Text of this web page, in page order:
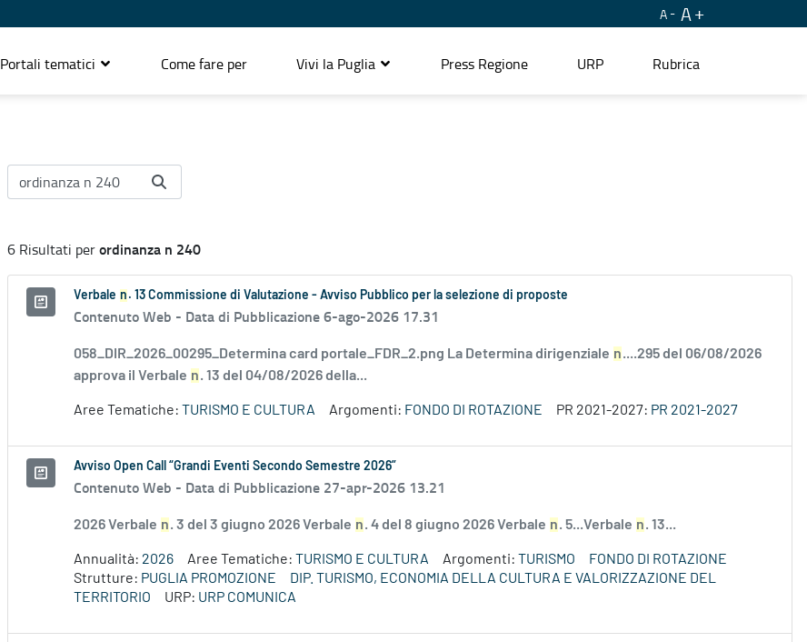
A A
Portali tematici Come fare per Vivi la Puglia Press Regione URP Rubrica
6 Risultati perordinanza n 240
Verbale n . 13 Commissione di Valutazione - Avviso Pubblico per la selezione di proposte
Contenuto Web - Data di Pubblicazione 6-ago-2026 17.31
058_DIR_2026_00295_Determina card portale_FDR_2.png La Determina dirigenziale n....295 del 06/08/2026
approva il Verbale n. 13 del 04/08/2026 della...
Aree Tematiche: TURISMO E CULTURA Argomenti: FONDO DI ROTAZIONE PR 2021-2027: PR 2021-2027
Avviso Open Call “Grandi Eventi Secondo Semestre 2026”
Contenuto Web - Data di Pubblicazione 27-apr-2026 13.21
2026 Verbale n. 3 del 3 giugno 2026 Verbale n. 4 del 8 giugno 2026 Verbale n. 5...Verbale n. 13...
Annualità: 2026 Aree Tematiche: TURISMO E CULTURA Argomenti: TURISMO
FONDO DI ROTAZIONE
Strutture: PUGLIA PROMOZIONE
DIP. TURISMO, ECONOMIA DELLA CULTURA E VALORIZZAZIONE DEL
TERRITORIO
URP: URP COMUNICA